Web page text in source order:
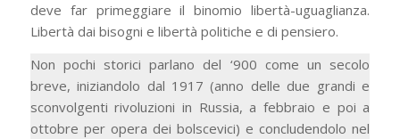
deve far primeggiare il binomio libertà-uguaglianza.
Libertà dai bisogni e libertà politiche e di pensiero.
Non pochi storici parlano del ‘900 come un secolo
breve, iniziandolo dal 1917 (anno delle due grandi e
sconvolgenti rivoluzioni in Russia, a febbraio e poi a
ottobre per opera dei bolscevici) e concludendolo nel